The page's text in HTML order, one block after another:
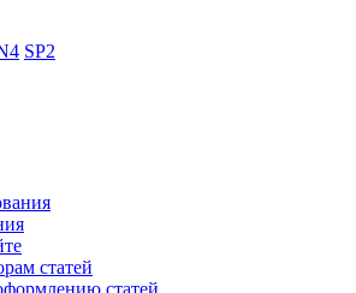
SP2
статей
статей